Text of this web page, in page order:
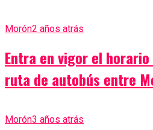
Morón2 años atrás
Entra en vigor el
ruta de autobús entre
Morón3 años atrás